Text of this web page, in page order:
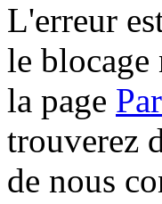
L'erreur
le blocage
la page
trouverez
de nous